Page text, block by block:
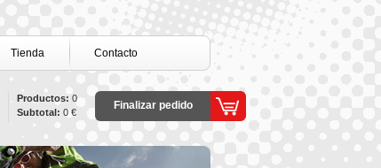
Tienda Contacto
Productos: 0
Subtotal: 0 €
Finalizar pedido